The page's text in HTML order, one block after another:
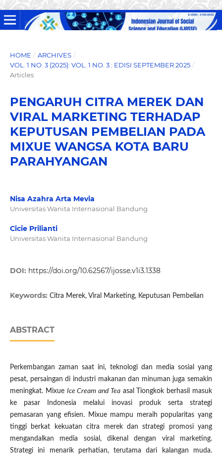
HOME / ARCHIVES /
VOL. 1 NO. 3 (2025): VOL. 1 NO. 3 : EDISI SEPTEMBER 2025 /
Articles
PENGARUH CITRA MEREK DAN
VIRAL MARKETING TERHADAP
KEPUTUSAN PEMBELIAN PADA
MIXUE WANGSA KOTA BARU
PARAHYANGAN
Nisa Azahra Arta Mevia
Universitas Wanita Internasional Bandung
Cicie Prilianti
Universitas Wanita Internasional Bandung
DOI: https://doi.org/10.62567/ijosse.v1i3.1338
Keywords: Citra Merek, Viral Marketing, Keputusan Pembelian
ABSTRACT
Perkembangan zaman saat ini, teknologi dan media sosial yang
pesat, persaingan di industri makanan dan minuman juga semakin
meningkat. Mixue Ice Cream and Teaasal Tiongkok berhasil masuk
ke pasar Indonesia melalui inovasi produk serta strategi
pemasaran yang efisien. Mixue mampu meraih popularitas yang
tinggi berkat kekuatan citra merek dan strategi promosi yang
mengandalkan media sosial, dikenal dengan viral marketing.
Strategi ini menarik perhatian, terutama dari kalangan muda.